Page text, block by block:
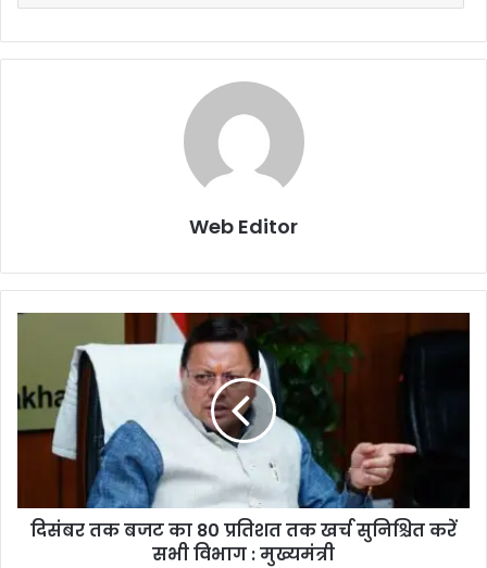
Web Editor
दिसंबर तक बजट का 80 प्रतिशत तक खर्च सुनिश्चित करें
सभी विभाग : मुख्यमंत्री